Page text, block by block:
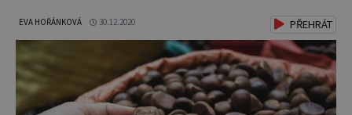
EVA HOŘÁNKOVÁ 30.12.2020 PŘEHRÁT